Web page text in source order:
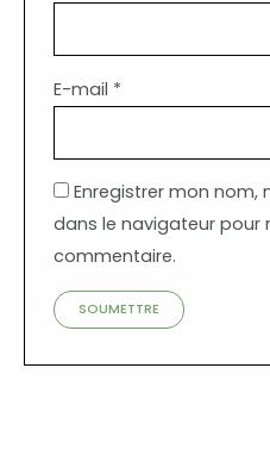
E-mail *
Enregistrer mon
dans le navigateur pour
commentaire.